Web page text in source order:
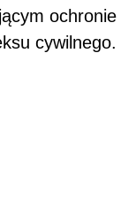
ochronie
cywilnego.